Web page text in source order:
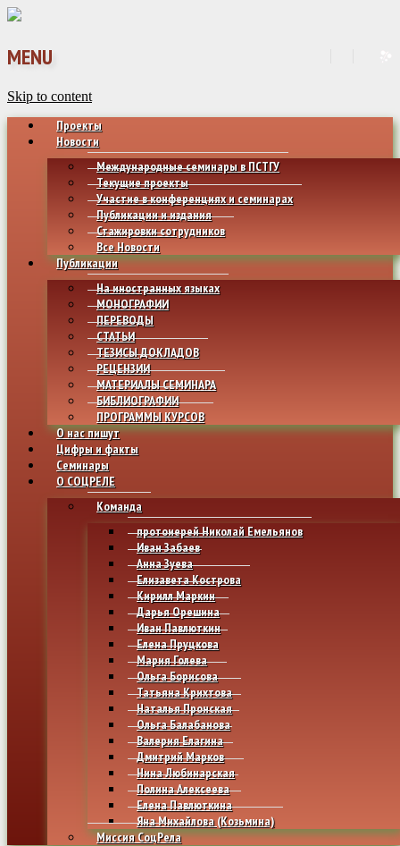
MENU
Skip to content
Проекты
Новости
Международные семинары в ПСТГУ
Текущие проекты
Участие в конференциях и семинарах
Публикации и издания
Стажировки сотрудников
Все Новости
Публикации
На иностранных языках
МОНОГРАФИИ
ПЕРЕВОДЫ
СТАТЬИ
ТЕЗИСЫ ДОКЛАДОВ
РЕЦЕНЗИИ
МАТЕРИАЛЫ СЕМИНАРА
БИБЛИОГРАФИИ
ПРОГРАММЫ КУРСОВ
О нас пишут
Цифры и факты
Семинары
О СОЦРЕЛЕ
Команда
протоиерей Николай Емельянов
Иван Забаев
Анна Зуева
Елизавета Кострова
Кирилл Маркин
Дарья Орешина
Иван Павлюткин
Елена Пруцкова
Мария Голева
Ольга Борисова
Татьяна Крихтова
Наталья Пронская
Ольга Балабанова
Валерия Елагина
Дмитрий Марков
Нина Любинарская
Полина Алексеева
Елена Павлюткина
Яна Михайлова (Козьмина)
Миссия СоцРела